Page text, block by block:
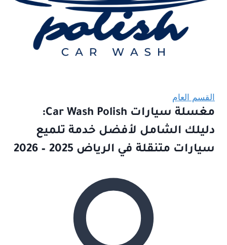
القسم العام
مغسلة سيارات Car Wash Polish:
دليلك الشامل لأفضل خدمة تلميع
سيارات متنقلة في الرياض 2025 – 2026